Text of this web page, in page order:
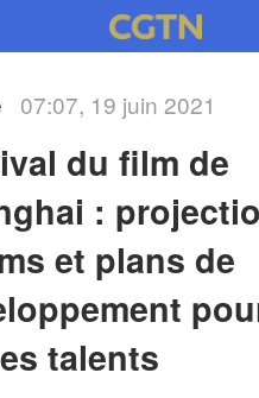
07:07, 19 juin 2021
du film de
:
et plans de
talents